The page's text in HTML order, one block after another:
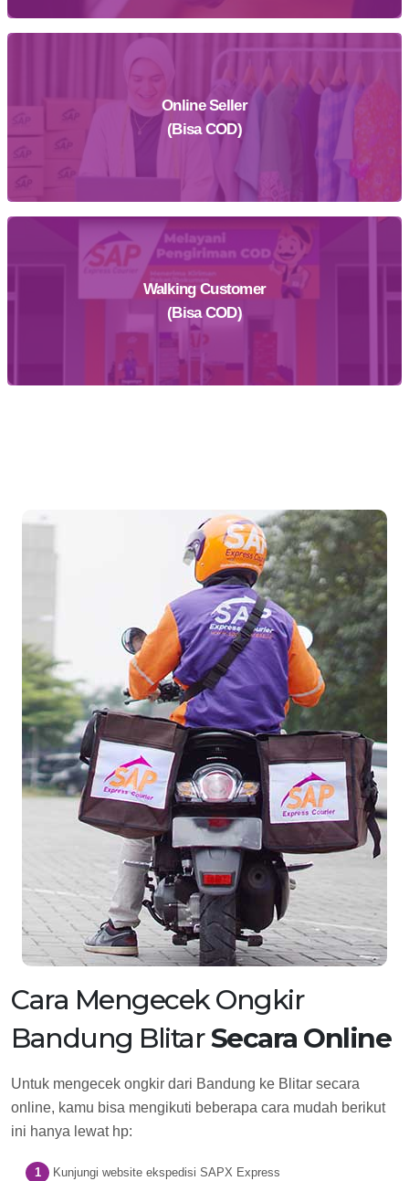
Daftar Sekarang
Online Seller
(Bisa COD)
Daftar Sekarang
Walking Customer
(Bisa COD)
Cara Mengecek Ongkir
Bandung BlitarSecara Online
Untuk mengecek ongkir dari Bandung ke Blitar secara
online, kamu bisa mengikuti beberapa cara mudah berikut
ini hanya lewat hp:
Kunjungi website ekspedisi SAPX Express